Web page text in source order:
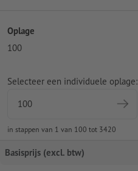
Oplage
100
Selecteer een individuele oplage:
in stappen van 1 van 100 tot 3420
Basisprijs (excl. btw)